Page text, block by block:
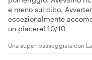
e meno sul cibo.
eccezionalmente
un piacere! 10/10
Una super passeggiata con